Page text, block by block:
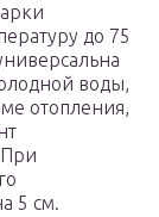
до 75
воды,
отопления,
5 см.